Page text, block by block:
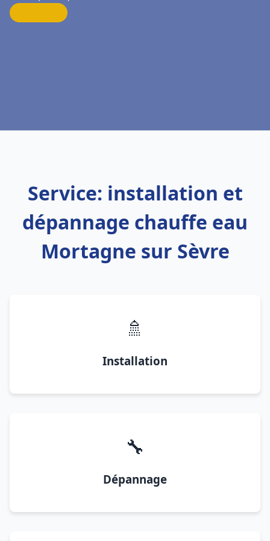
Service: installation et
dépannage chauffe eau
Mortagne sur Sèvre
🚿
Installation
🔧
Dépannage